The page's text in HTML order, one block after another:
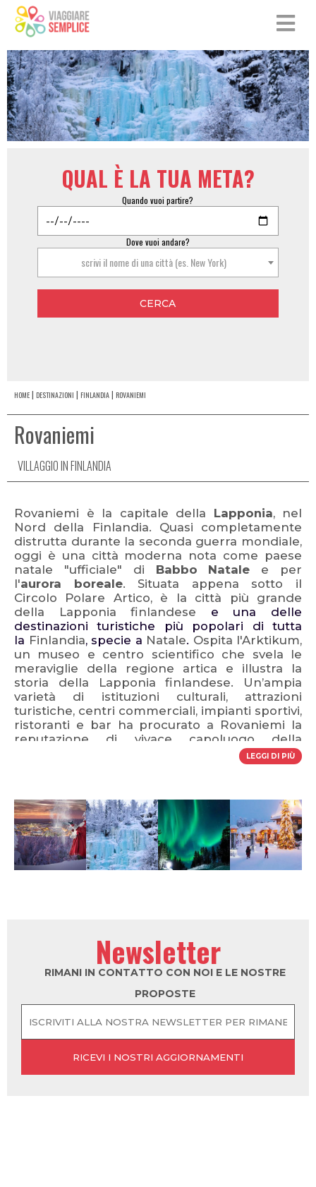
QUAL È LA TUA META?
Quando vuoi partire?
Dove vuoi andare?
scrivi il nome di una città (es. New York)
HOME DESTINAZIONI FINLANDIA ROVANIEMI
Rovaniemi
VILLAGGIO IN FINLANDIA
Rovaniemi è la capitale della Lapponia, nel
Nord della Finlandia. Quasi completamente
distrutta durante la seconda guerra mondiale,
oggi è una città moderna nota come paese
natale "ufficiale" di Babbo Natale e per
l'aurora boreale. Situata appena sotto il
Circolo Polare Artico, è la città più grande
della
Lapponia finlandese e una delle
destinazioni turistiche più popolari di tutta
la Finlandia, specie a Natale. Ospita l'Arktikum,
un museo e centro scientifico che svela le
meraviglie della regione artica e illustra la
storia della Lapponia finlandese.
Un’ampia
varietà di istituzioni culturali, attrazioni
turistiche, centri commerciali, impianti sportivi,
ristoranti e bar ha procurato a Rovaniemi la
reputazione di vivace capoluogo della
provincia di Lapponia. Un costante flusso di
turisti e le migliaia di studenti dei collegi
locali.Tra le strutture tipiche in città ci sono
svariati ristoranti e bar dove ogni cosa è
composta da ghiaccio comprese le pareti, le
sedie, i tavoli, i bicchieri e tutto il resto. Un
modo simpatico di arrivare a Rovaniemi è a
grazie ai suoi paesaggi innevati e alle sue
numerose stazioni sciistiche.
LEGGI DI PIÙ
Newsletter
RIMANI IN CONTATTO CON NOI E LE NOSTRE
PROPOSTE